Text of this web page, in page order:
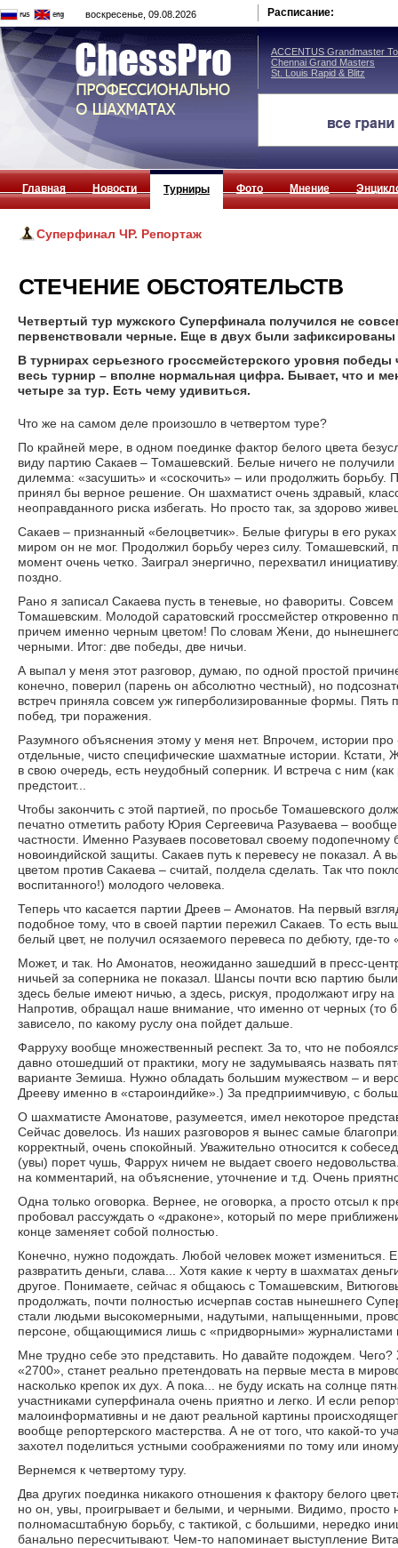
воскресенье, 09.08.2026 Расписание:
ACCENTUS Grandmaster
Chennai Grand Masters
St. Louis Rapid & Blitz
Главная Новости Турниры Фото Мнение
Суперфинал ЧР. Репортаж
СТЕЧЕНИЕ ОБСТОЯТЕЛЬСТВ
Четвертый тур мужского Суперфинала получился не
первенствовали черные. Еще в двух были
В турнирах серьезного гроссмейстерского уровня
весь турнир – вполне нормальная цифра. Бывает, что и
четыре за тур. Есть чему удивиться.
Что же на самом деле произошло в четвертом туре?
По крайней мере, в одном поединке фактор белого цвета
виду партию Сакаев – Томашевский. Белые ничего не
дилемма: «засушить» и «соскочить» – или продолжить
принял бы верное решение. Он шахматист очень здравый,
неоправданного риска избегать. Но просто так, за здорово
Сакаев – признанный «белоцветчик». Белые фигуры в его
миром он не мог. Продолжил борьбу через силу. Томашевский,
момент очень четко. Заиграл энергично, перехватил
поздно.
Рано я записал Сакаева пусть в теневые, но фавориты.
Томашевским. Молодой саратовский гроссмейстер
причем именно черным цветом! По словам Жени, до
черными. Итог: две победы, две ничьи.
А выпал у меня этот разговор, думаю, по одной простой
конечно, поверил (парень он абсолютно честный), но
встреч приняла совсем уж гиперболизированные формы.
побед, три поражения.
Разумного объяснения этому у меня нет. Впрочем, истории
отдельные, чисто специфические шахматные истории. Кстати,
в свою очередь, есть неудобный соперник. И встреча с ним
предстоит...
Чтобы закончить с этой партией, по просьбе Томашевского
печатно отметить работу Юрия Сергеевича Разуваева –
частности. Именно Разуваев посоветовал своему
новоиндийской защиты. Сакаев путь к перевесу не показал.
цветом против Сакаева – считай, полдела сделать. Так что
воспитанного!) молодого человека.
Теперь что касается партии Дреев – Амонатов. На первый
подобное тому, что в своей партии пережил Сакаев. То есть
белый цвет, не получил осязаемого перевеса по дебюту, где-то
Может, и так. Но Амонатов, неожиданно зашедший в пресс-
ничьей за соперника не показал. Шансы почти всю партию
здесь белые имеют ничью, а здесь, рискуя, продолжают игру
Напротив, обращал наше внимание, что именно от черных (то
зависело, по какому руслу она пойдет дальше.
Фарруху вообще множественный респект. За то, что не
давно отошедший от практики, могу не задумываясь назвать
варианте Земиша. Нужно обладать большим мужеством – и
Дрееву именно в «староиндийке».) За предприимчивую, с
О шахматисте Амонатове, разумеется, имел некоторое
Сейчас довелось. Из наших разговоров я вынес самые
корректный, очень спокойный. Уважительно относится к
(увы) порет чушь, Фаррух ничем не выдает своего
на комментарий, на объяснение, уточнение и т.д. Очень
Одна только оговорка. Вернее, не оговорка, а просто отсыл к
пробовал рассуждать о «драконе», который по мере
конце заменяет собой полностью.
Конечно, нужно подождать. Любой человек может измениться.
развратить деньги, слава... Хотя какие к черту в шахматах
другое. Понимаете, сейчас я общаюсь с Томашевским,
продолжать, почти полностью исчерпав состав нынешнего
стали людьми высокомерными, надутыми, напыщенными,
персоне, общающимися лишь с «придворными» журналистами
Мне трудно себе это представить. Но давайте подождем. Чего?
«2700», станет реально претендовать на первые места в
насколько крепок их дух. А пока... не буду искать на солнце
участниками суперфинала очень приятно и легко. И если
малоинформативны и не дают реальной картины
вообще репортерского мастерства. А не от того, что какой-то
захотел поделиться устными соображениями по тому или
Вернемся к четвертому туру.
Два других поединка никакого отношения к фактору белого
но он, увы, проигрывает и белыми, и черными. Видимо, просто
полномасштабную борьбу, с тактикой, с большими, нередко
банально пересчитывают. Чем-то напоминает выступление